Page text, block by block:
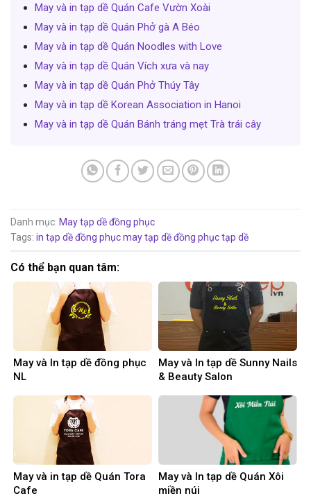
May và in tạp dề Quán Cafe Vườn Xoài
May và in tạp dề Quán Phở gà A Béo
May và in tạp dề Quán Noodles with Love
May và in tạp dề Quán Vích xưa và nay
May và in tạp dề Quán Phở Thúy Tây
May và in tạp dề Korean Association in Hanoi
May và in tạp dề Quán Bánh tráng mẹt Trà trái cây
Danh mục: May tạp dề đồng phục
Tags: in tạp dề đồng phụcmay tạp dề đồng phụctạp dề
Có thể bạn quan tâm:
May và In tạp dề đồng phục
NL
May và In tạp dề Sunny Nails
& Beauty Salon
May và in tạp dề Quán Tora
Cafe
May và In tạp dề Quán Xôi
miền núi